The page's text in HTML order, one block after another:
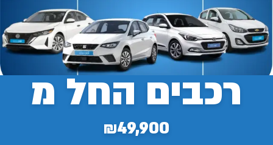
רכבים החל מ
₪49,900